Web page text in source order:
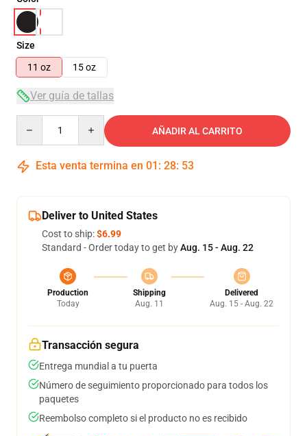
Size
11 oz
15 oz
Ver guía de tallas
AÑADIR AL CARRITO
Esta venta termina en 01 : 28: 53
Deliver to United States
Cost to ship:$6.99
Standard - Order today to get byAug. 15 - Aug. 22
Production
Today
Shipping
Aug. 11
Delivered
Aug. 15 - Aug. 22
Transacción segura
Entrega mundial a tu puerta
Número de seguimiento proporcionado para todos los
paquetes
Reembolso completo si el producto no es recibido